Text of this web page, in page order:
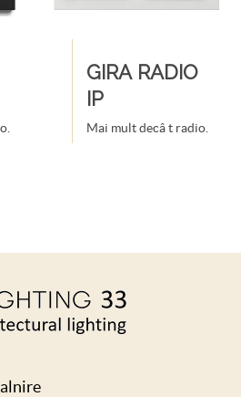
GIRA RADIO
IP
Mai mult decâ t radio.